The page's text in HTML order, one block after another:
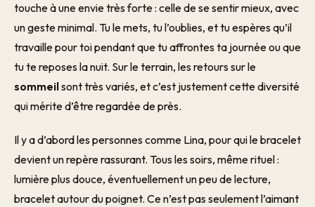
touche à une envie très forte : celle de se sentir mieux, avec
un geste minimal. Tu le mets, tu l’oublies, et tu espères qu’il
travaille pour toi pendant que tu affrontes ta journée ou que
tu te reposes la nuit. Sur le terrain, les retours sur le
sommeilsont très variés, et c’est justement cette diversité
qui mérite d’être regardée de près.
Il y a d’abord les personnes comme Lina, pour qui le bracelet
devient un repère rassurant. Tous les soirs, même rituel :
lumière plus douce, éventuellement un peu de lecture,
bracelet autour du poignet. Ce n’est pas seulement l’aimant